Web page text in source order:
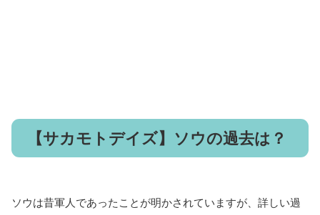
【サカモトデイズ】ソウの過去は？
ソウは昔軍人であったことが明かされていますが、詳しい過